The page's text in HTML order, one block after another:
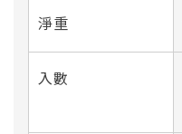
淨重
入數